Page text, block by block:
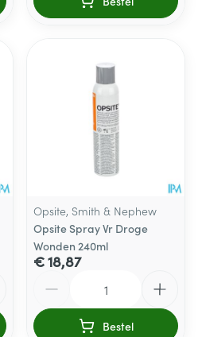
Opsite, Smith & Nephew
Opsite Spray Vr Droge
Wonden 240ml
€ 18,87
Bestel